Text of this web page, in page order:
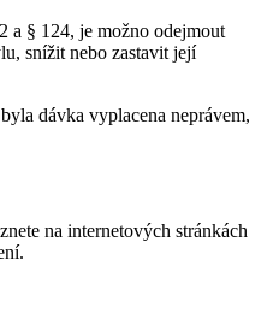
a § 124, je možno odejmout
snížit nebo zastavit její
dávka vyplacena neprávem,
na internetových stránkách